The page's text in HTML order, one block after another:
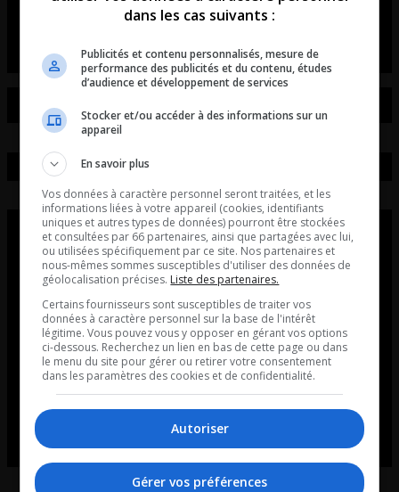
La chronique de Simon Laberge
dans les cas suivants :
Publicités et contenu personnalisés, mesure de
performance des publicités et du contenu, études
d’audience et développement de services
Stocker et/ou accéder à des informations sur un
appareil
En savoir plus
Vos données à caractère personnel seront traitées, et les
informations liées à votre appareil (cookies, identifiants
uniques et autres types de données) pourront être stockées
et consultées par 66 partenaires, ainsi que partagées avec lui,
ou utilisées spécifiquement par ce site. Nos partenaires et
nous-mêmes sommes susceptibles d'utiliser des données de
géolocalisation précises. Liste des partenaires.
Certains fournisseurs sont susceptibles de traiter vos
données à caractère personnel sur la base de l'intérêt
légitime. Vous pouvez vous y opposer en gérant vos options
ci-dessous. Recherchez un lien en bas de cette page ou dans
le menu du site pour gérer ou retirer votre consentement
dans les paramètres des cookies et de confidentialité.
Autoriser
Gérer vos préférences